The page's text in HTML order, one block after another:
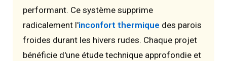
performant. Ce système supprime
radicalement l'inconfort thermique des parois
froides durant les hivers rudes. Chaque projet
bénéficie d'une étude technique approfondie et